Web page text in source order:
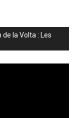
la Volta : Les